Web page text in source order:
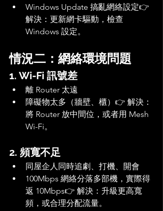
Windows Update 搞亂網絡設定👉
解決：更新網卡驅動，檢查
Windows 設定。
情況二：網絡環境問題
1. Wi-Fi 訊號差
離 Router 太遠
障礙物太多（牆壁、櫃）👉 解決：
將 Router 放中間位，或者用 Mesh
Wi-Fi。
2. 頻寬不足
同屋企人同時追劇、打機、開會
100Mbps 網絡分落多部機，實際得
返 10Mbps👉 解決：升級更高寬
頻，或合理分配流量。